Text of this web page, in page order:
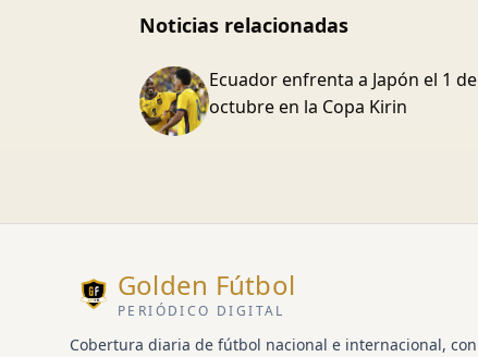
Noticias relacionadas
Ecuador enfrenta a Japón el 1 de
octubre en la Copa Kirin
Golden Fútbol
PERIÓDICO DIGITAL
Cobertura diaria de fútbol nacional e internacional, con